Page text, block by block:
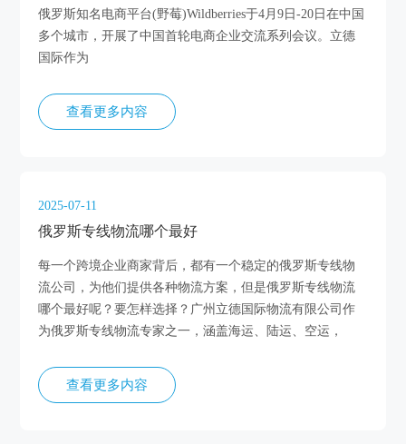
俄罗斯知名电商平台(野莓)Wildberries于4月9日-20日在中国
多个城市，开展了中国首轮电商企业交流系列会议。立德
国际作为
查看更多内容
2025-07-11
俄罗斯专线物流哪个最好
每一个跨境企业商家背后，都有一个稳定的俄罗斯专线物
流公司，为他们提供各种物流方案，但是俄罗斯专线物流
哪个最好呢？要怎样选择？广州立德国际物流有限公司作
为俄罗斯专线物流专家之一，涵盖海运、陆运、空运，
查看更多内容